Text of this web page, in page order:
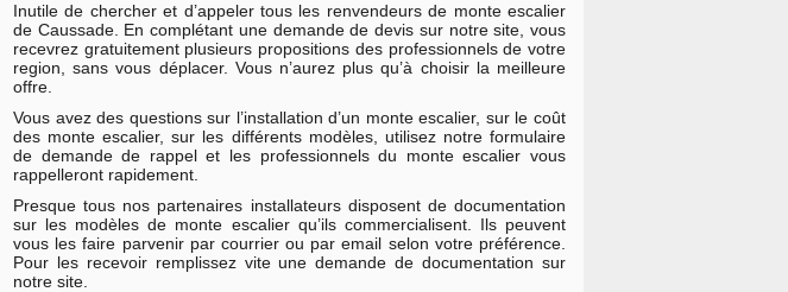
Inutile de chercher et d’appeler tous les renvendeurs de monte escalier
de Caussade. En complétant une demande de devis sur notre site, vous
recevrez gratuitement plusieurs propositions des professionnels de votre
region, sans vous déplacer. Vous n’aurez plus qu’à choisir la meilleure
offre.
Vous avez des questions sur l’installation d’un monte escalier, sur le coût
des monte escalier, sur les différents modèles, utilisez notre formulaire
de demande de rappel et les professionnels du monte escalier vous
rappelleront rapidement.
Presque tous nos partenaires installateurs disposent de documentation
sur les modèles de monte escalier qu’ils commercialisent. Ils peuvent
vous les faire parvenir par courrier ou par email selon votre préférence.
Pour les recevoir remplissez vite une demande de documentation sur
notre site.